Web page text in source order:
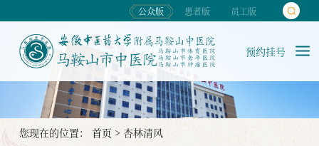
公众版 患者版 员工版
预约挂号
您现在的位置： 首页 > 杏林清风